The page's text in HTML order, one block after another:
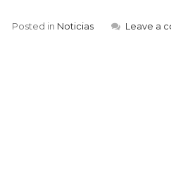
Posted in Noticias Leave a